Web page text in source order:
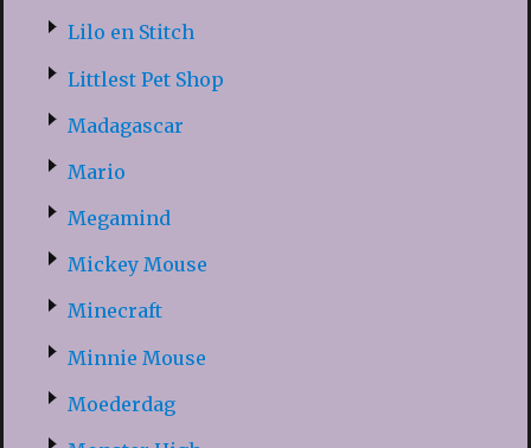
Lilo en Stitch
Littlest Pet Shop
Madagascar
Mario
Megamind
Mickey Mouse
Minecraft
Minnie Mouse
Moederdag